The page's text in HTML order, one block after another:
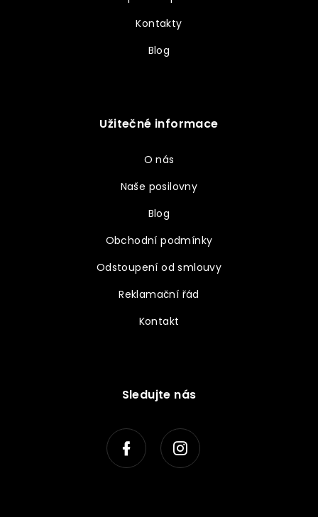
Kontakty
Blog
Užitečné informace
O nás
Naše posilovny
Blog
Obchodní podmínky
Odstoupení od smlouvy
Reklamační řád
Kontakt
Sledujte nás